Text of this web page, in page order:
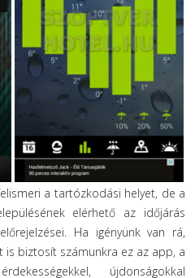
a tartózkodási helyet, de a
elérhető az időjárás
Ha igényünk van rá,
is biztosít számunkra ez az app, a
újdonságokkal